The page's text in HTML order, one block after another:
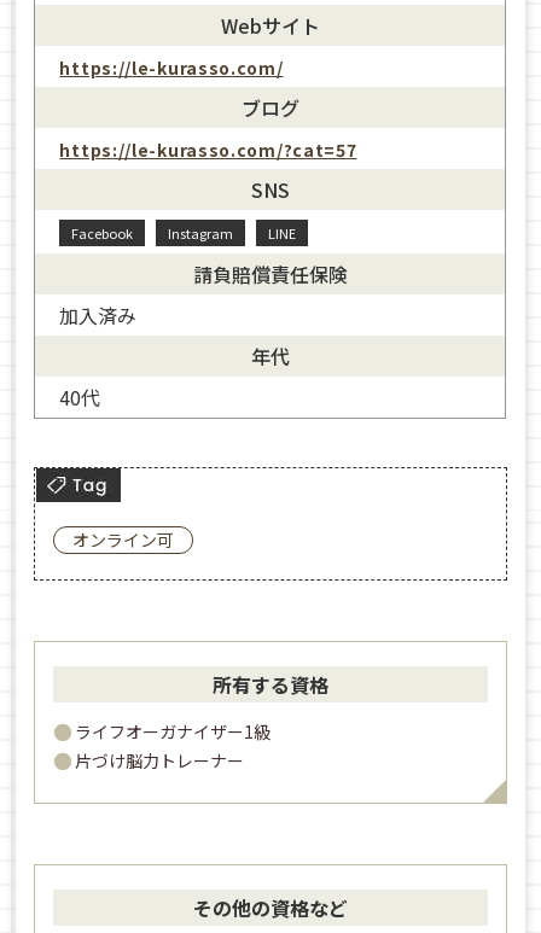
Webサイト
https://le-kurasso.com/
ブログ
https://le-kurasso.com/?cat=57
SNS
Facebook Instagram LINE
請負賠償責任保険
加入済み
年代
40代
オンライン可
所有する資格
ライフオーガナイザー1級
片づけ脳力トレーナー
その他の資格など